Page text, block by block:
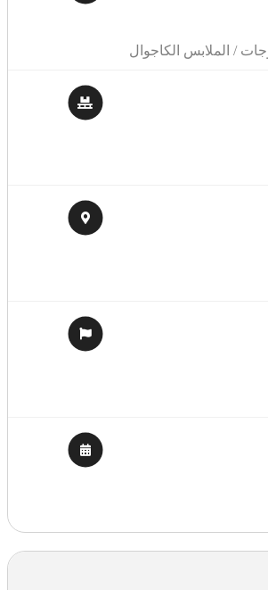
/ الملابس الكاجوال